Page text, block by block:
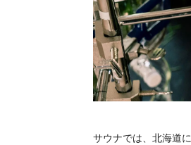
サウナでは、北海道